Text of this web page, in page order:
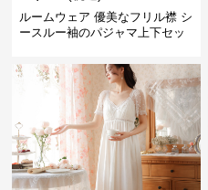
ルームウェア 優美なフリル襟 シ
ースルー袖のパジャマ上下セッ